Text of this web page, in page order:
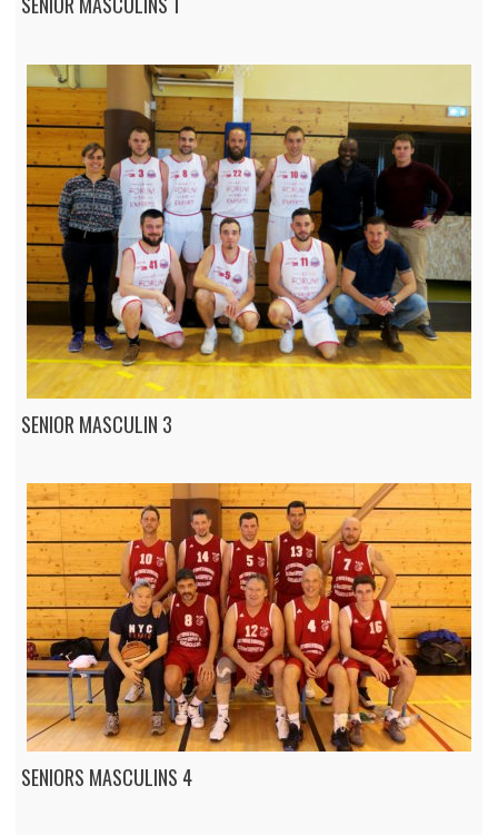
SENIOR MASCULIN 3
SENIORS MASCULINS 4